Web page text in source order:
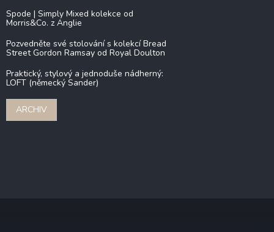
Spode | Simply Mixed kolekce od
Morris&Co. z Anglie
Pozvedněte své stolování s kolekcí Bread
Street Gordon Ramsay od Royal Doulton
Praktický, stylový a jednoduše nádherný:
LOFT (německý Sander)
ARCHIV